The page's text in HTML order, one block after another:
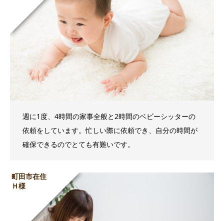
週に1度、4時間の家事全般と2時間のベビーシッターの
依頼をしています。忙しい際に依頼でき、自分の時間が
確保できるのでとても有難いです。
町田市在住
Ｈ様